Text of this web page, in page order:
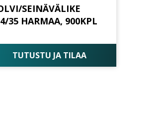
SEINÄVÄLIKE
35 HARMAA, 900KPL
TUTUSTU JA TILAA